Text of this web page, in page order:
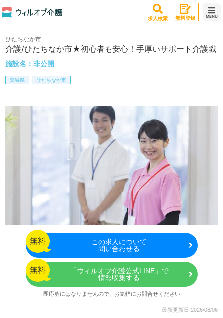
求人検索 無料登録 MENU
介護/ひたちなか市★初心者も安心！手厚いサポート介護職
施設名：非公開
ひたちなか市
茨城県 ひたちなか市
無料 この求人について
問い合わせる
無料
「ウィルオブ介護公式LINE」で
情報収集する
即応募にはなりませんので、お気軽にお問合せください
最新更新日:2026/08/06